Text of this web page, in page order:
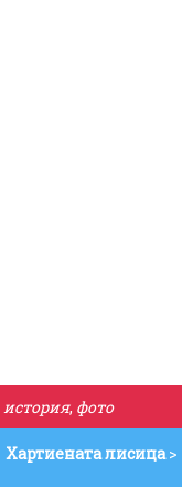
история, фото
Хартиената лисица>